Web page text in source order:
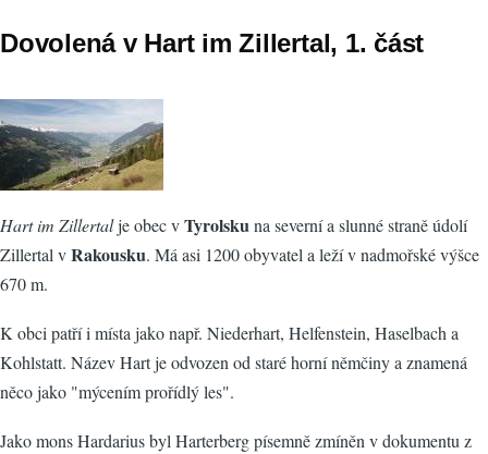
Dovolená v Hart im Zillertal, 1. část
Hart im Zillertalje obec vTyrolskuna severní a slunné straně údolí
Zillertal vRakousku. Má asi 1200 obyvatel a leží v nadmořské výšce
670 m.
K obci patří i místa jako např. Niederhart, Helfenstein, Haselbach a
Kohlstatt. Název Hart je odvozen od staré horní němčiny a znamená
něco jako "mýcením prořídlý les".
Jako mons Hardarius byl Harterberg písemně zmíněn v dokumentu z